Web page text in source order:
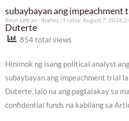
subaybayan ang impeachment
Duterte
Reyn Letran - Ibañez Friday, August 7, 2026
854 total views
Hinimok ng isang political analyst
subaybayan ang impeachment trial
Duterte, lalo na ang pagtalakay sa
confidential funds na kabilang sa